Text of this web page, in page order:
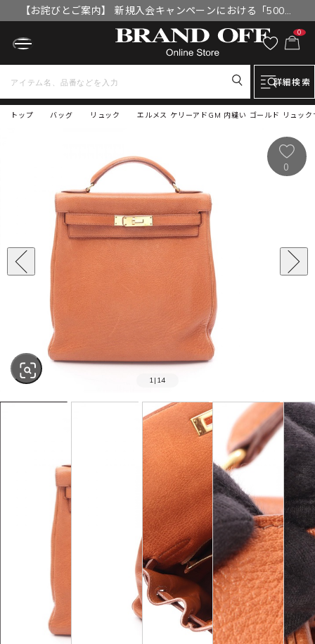
【お詫びとご案内】 新規入会キャンペーンにおける「500円
OFFクーポン」付与漏れと補填について
0
詳細検索
トップ エルメス ケリーアドGM 内縫い ゴールド リュッ
バッグ リュック
1 | 14
0